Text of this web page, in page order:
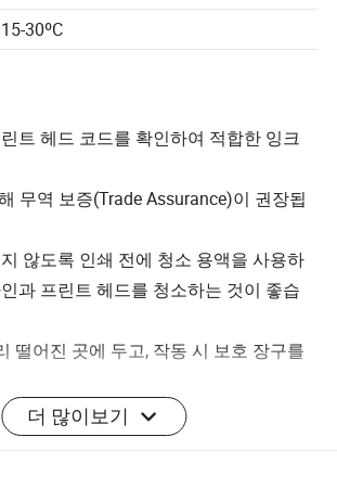
1년
15-30ºC
트 헤드 코드를 확인하여 적합한 잉크
무역 보증(Trade Assurance)이 권장됩
않도록 인쇄 전에 청소 용액을 사용하
과 프린트 헤드를 청소하는 것이 좋습
떨어진 곳에 두고, 작동 시 보호 장구를
더 많이보기